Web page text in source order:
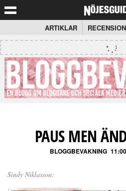
ARTIKLAR
PAUS MEN
BLOGGBEVAKNING
Sindy Niklasson: